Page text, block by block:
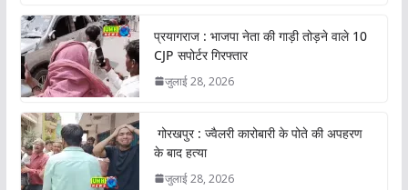
प्रयागराज : भाजपा नेता की गाड़ी तोड़ने वाले 10
CJP सपोर्टर गिरफ्तार
जुलाई 28, 2026
गोरखपुर : ज्वैलरी कारोबारी के पोते की अपहरण
के बाद हत्या
जुलाई 28, 2026